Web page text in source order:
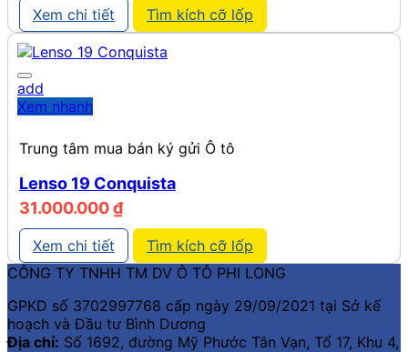
Xem chi tiết Tìm kích cỡ lốp
add
Xem nhanh
Trung tâm mua bán ký gửi Ô tô
Lenso 19 Conquista
31.000.000₫
Xem chi tiết
Tìm kích cỡ lốp
CÔNG TY TNHH TM DV Ô TÔ PHI LONG
GPKD số 3702997768 cấp ngày 29/09/2021 tại Sở kế
hoạch và Đầu tư Bình Dương
Địa chỉ: Số 1692, đường Mỹ Phước Tân Vạn, Tổ 17, Khu 4,